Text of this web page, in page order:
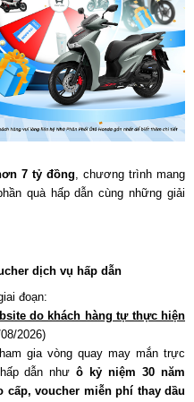
7 tỷ đồng, chương trình mang
quà hấp dẫn cùng những giải
dịch vụ hấp dẫn
đoạn:
do khách hàng tự thực hiện
2026)
gia vòng quay may mắn trực
dẫn nhưô kỷ niệm 30 năm
cấp, voucher miễn phí thay dầu